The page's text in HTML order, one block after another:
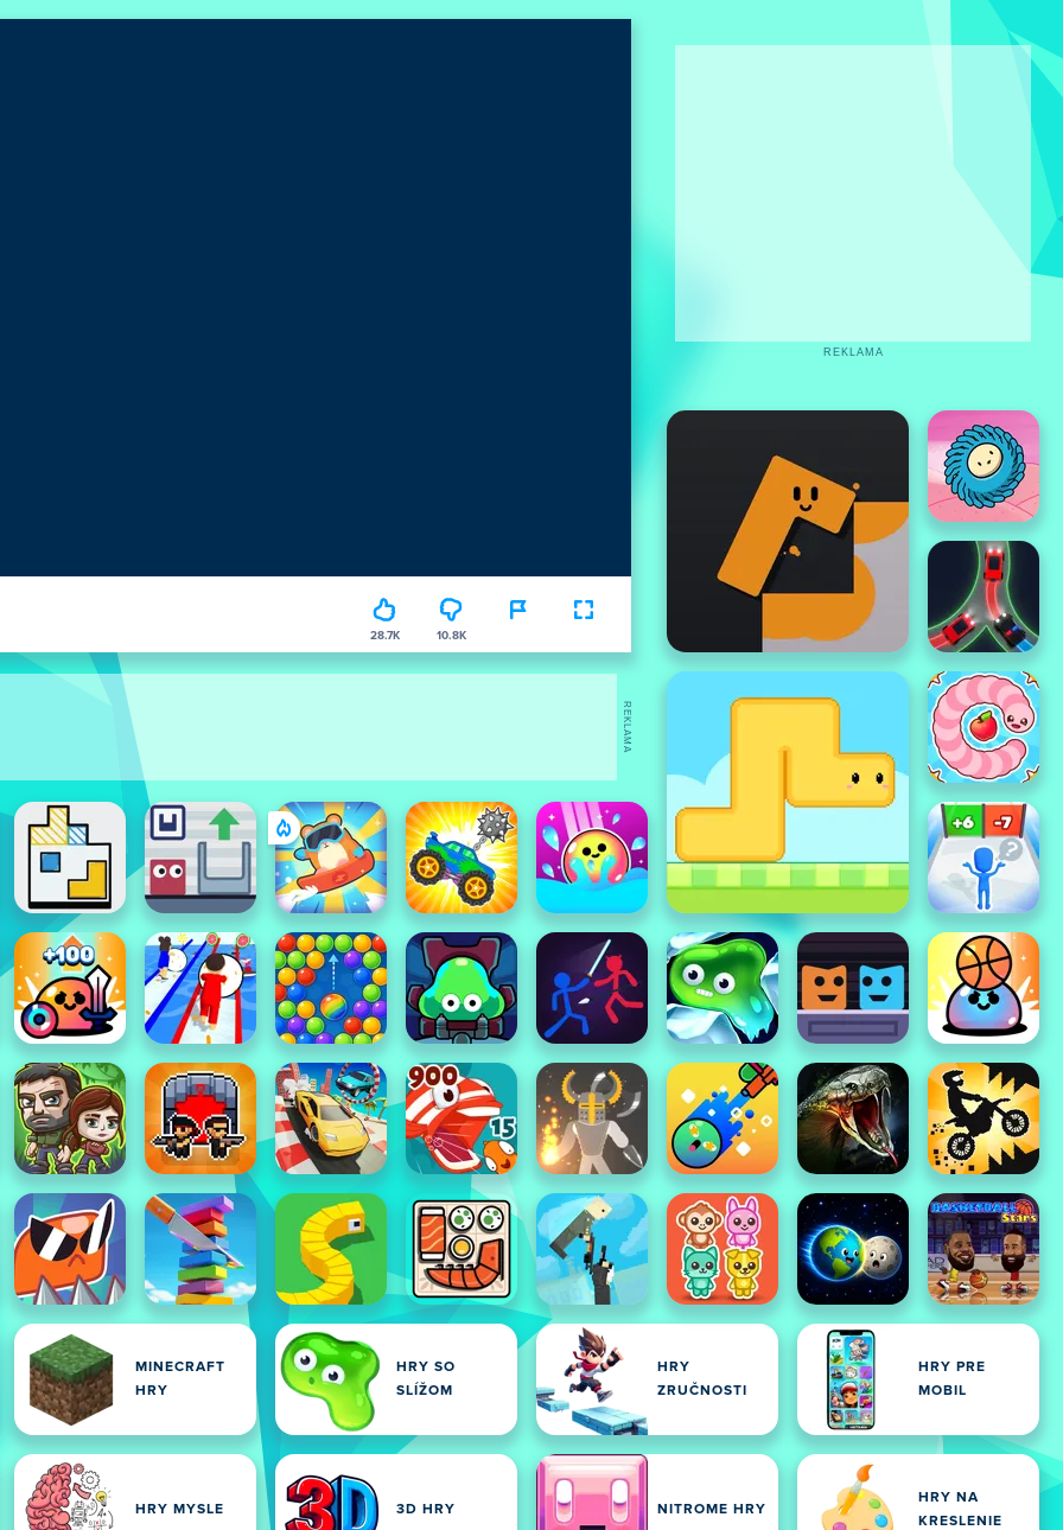
28.7K 10.8K
MINECRAFT
HRY
HRY SO
SLÍŽOM
HRY
ZRUČNOSTI
HRY PRE
MOBIL
HRY MYSLE 3D HRY NITROME HRY
HRY NA
KRESLENIE
REKLAMA
REKLAMA